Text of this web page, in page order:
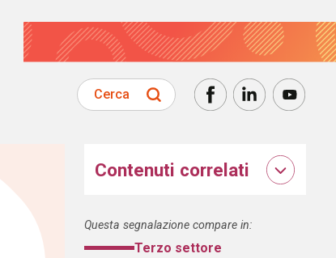
Cerca
Contenuti correlati
Questa segnalazione compare in:
Terzo settore